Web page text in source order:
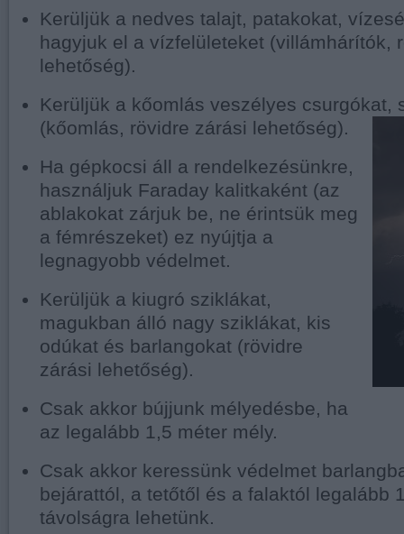
Kerüljük a nedves talajt, patakokat,
hagyjuk el a vízfelületeket (villámhárítók,
lehetőség).
Kerüljük a kőomlás veszélyes csurgókat,
(kőomlás, rövidre zárási lehetőség).
Ha gépkocsi áll a rendelkezésünkre,
használjuk Faraday kalitkaként (az
ablakokat zárjuk be, ne érintsük meg
a fémrészeket) ez nyújtja a
legnagyobb védelmet.
Kerüljük a kiugró sziklákat,
magukban álló nagy sziklákat, kis
odúkat és barlangokat (rövidre
zárási lehetőség).
Csak akkor bújjunk mélyedésbe, ha
az legalább 1,5 méter mély.
Csak akkor keressünk védelmet
bejárattól, a tetőtől és a falaktól legalább
távolságra lehetünk.